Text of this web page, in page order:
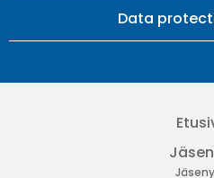
Data